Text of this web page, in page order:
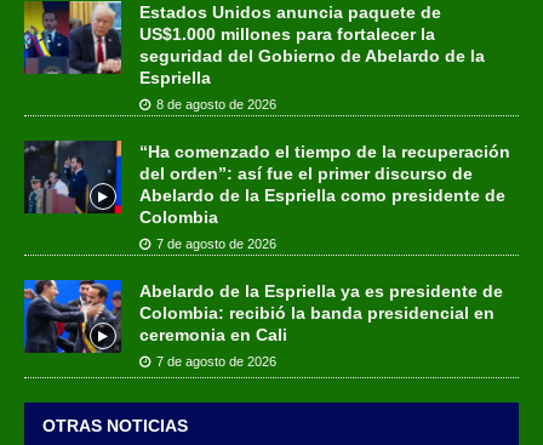
Estados Unidos anuncia paquete de
US$1.000 millones para fortalecer la
seguridad del Gobierno de Abelardo de la
Espriella
8 de agosto de 2026
“Ha comenzado el tiempo de la recuperación
del orden”: así fue el primer discurso de
Abelardo de la Espriella como presidente de
Colombia
7 de agosto de 2026
Abelardo de la Espriella ya es presidente de
Colombia: recibió la banda presidencial en
ceremonia en Cali
7 de agosto de 2026
OTRAS NOTICIAS